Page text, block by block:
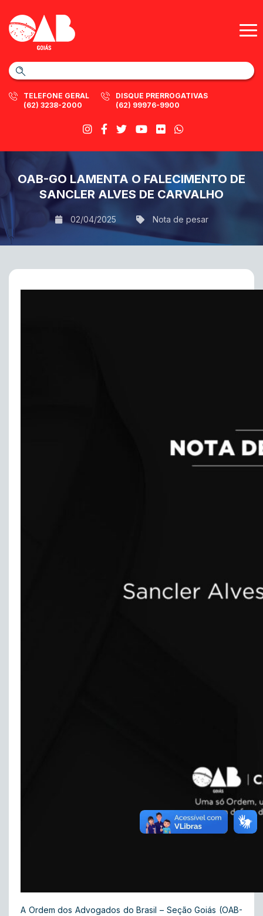
TELEFONE GERAL
(62) 3238-2000
DISQUE PRERROGATIVAS
(62) 99976-9900
OAB-GO LAMENTA O FALECIMENTO DE
SANCLER ALVES DE CARVALHO
02/04/2025 Nota de pesar
A Ordem dos Advogados do Brasil – Seção Goiás (OAB-